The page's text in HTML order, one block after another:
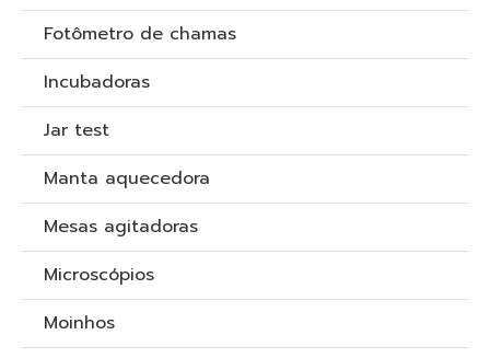
Fotômetro de chamas
Incubadoras
Jar test
Manta aquecedora
Mesas agitadoras
Microscópios
Moinhos